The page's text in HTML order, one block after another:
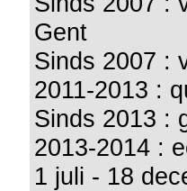
Gent
Sinds 2007 :
2011-2013 :
Sinds 2013 :
2013-2014 :
1 juli - 18